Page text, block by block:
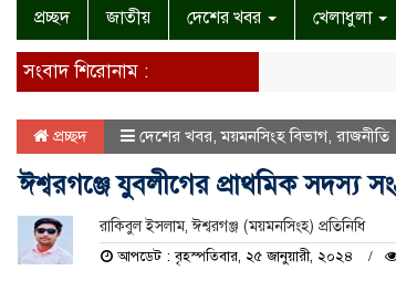
প্রচ্ছদ জাতীয় দেশের খবর খেলাধুলা
সংবাদ শিরোনাম :
প্রচ্ছদ দেশের খবর,ময়মনসিংহ বিভাগ, রাজনীতি
ঈশ্বরগঞ্জে যুবলীগের প্রাথমিক সদস্য
রাকিবুল ইসলাম, ঈশ্বরগঞ্জ (ময়মনসিংহ) প্রতিনিধি
আপডেট : বৃহস্পতিবার, ২৫ জানুয়ারী, ২০২৪